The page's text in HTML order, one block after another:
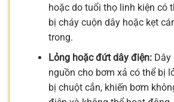
hoặc do tuổi thọ linh kiện có
bị cháy cuộn dây hoặc kẹt
trong.
Lỏng hoặc đứt dây điện:Dây
nguồn cho bơm xả có thể bị
bị chuột cắn, khiến bơm